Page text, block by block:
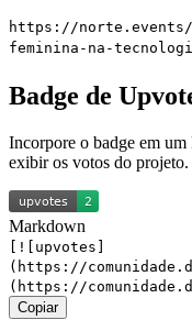
https://
feminina-na-
Badge de
Incorpore o badge em
exibir os votos do projeto.
Markdown
[![upvotes]
(https://
(https://
Copiar